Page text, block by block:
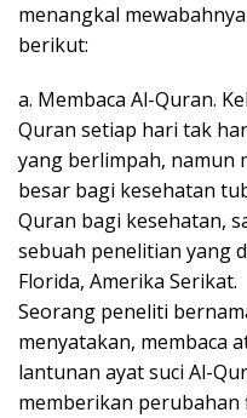
menangkal
berikut:
a. Membaca Al-Quran.
Quran setiap hari tak
yang berlimpah, namun
besar bagi kesehatan
Quran bagi kesehatan,
sebuah penelitian yang
Florida, Amerika Serikat.
Seorang peneliti
menyatakan, membaca
lantunan ayat suci Al-
memberikan